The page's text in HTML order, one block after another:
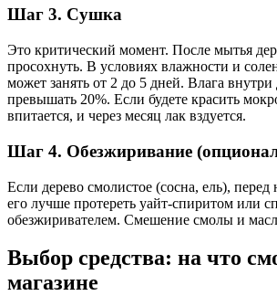
Шаг 3. Сушка
Это критический момент. После мытья
просохнуть. В условиях влажности и
может занять от 2 до 5 дней. Влага
превышать 20%. Если будете красить
впитается, и через месяц лак вздуется.
Шаг 4. Обезжиривание
Если дерево смолистое (сосна, ель), перед
его лучше протереть уайт-спиритом или
обезжиривателем. Смешение смолы и
Выбор средства: на что
магазине